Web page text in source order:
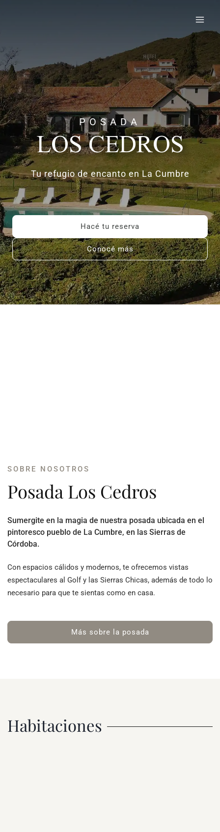
Main
POSADA
LOS CEDROS
Tu refugio de encanto en La Cumbre
Hacé tu reserva
Conocé más
SOBRE NOSOTROS
Posada Los Cedros
Sumergite en la magia de nuestra posada ubicada en el
pintoresco pueblo de La Cumbre, en las Sierras de
Córdoba.
Con espacios cálidos y modernos, te ofrecemos vistas
espectaculares al Golf y las Sierras Chicas, además de todo lo
necesario para que te sientas como en casa.
Más sobre la posada
Habitaciones